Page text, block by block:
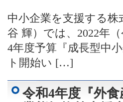
中小企業を支援する
谷 輝）では、2022年
4年度予算『成長型中
ト開始い […]
令和4年度『外